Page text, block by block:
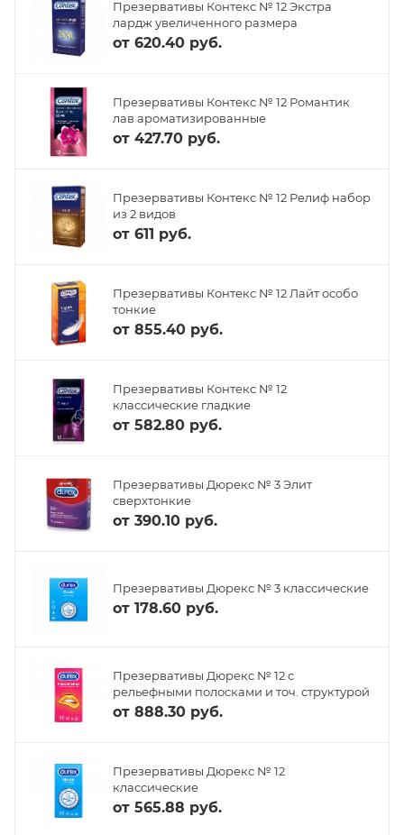
Презервативы Контекс № 12 Экстра
лардж увеличенного размера
от 620.40 руб.
Презервативы Контекс № 12 Романтик
лав ароматизированные
от 427.70 руб.
Презервативы Контекс № 12 Релиф набор
из 2 видов
от 611 руб.
Презервативы Контекс № 12 Лайт особо
тонкие
от 855.40 руб.
Презервативы Контекс № 12
классические гладкие
от 582.80 руб.
Презервативы Дюрекс № 3 Элит
сверхтонкие
от 390.10 руб.
Презервативы Дюрекс № 3 классические
от 178.60 руб.
Презервативы Дюрекс № 12 с
рельефными полосками и точ. структурой
от 888.30 руб.
Презервативы Дюрекс № 12
классические
от 565.88 руб.